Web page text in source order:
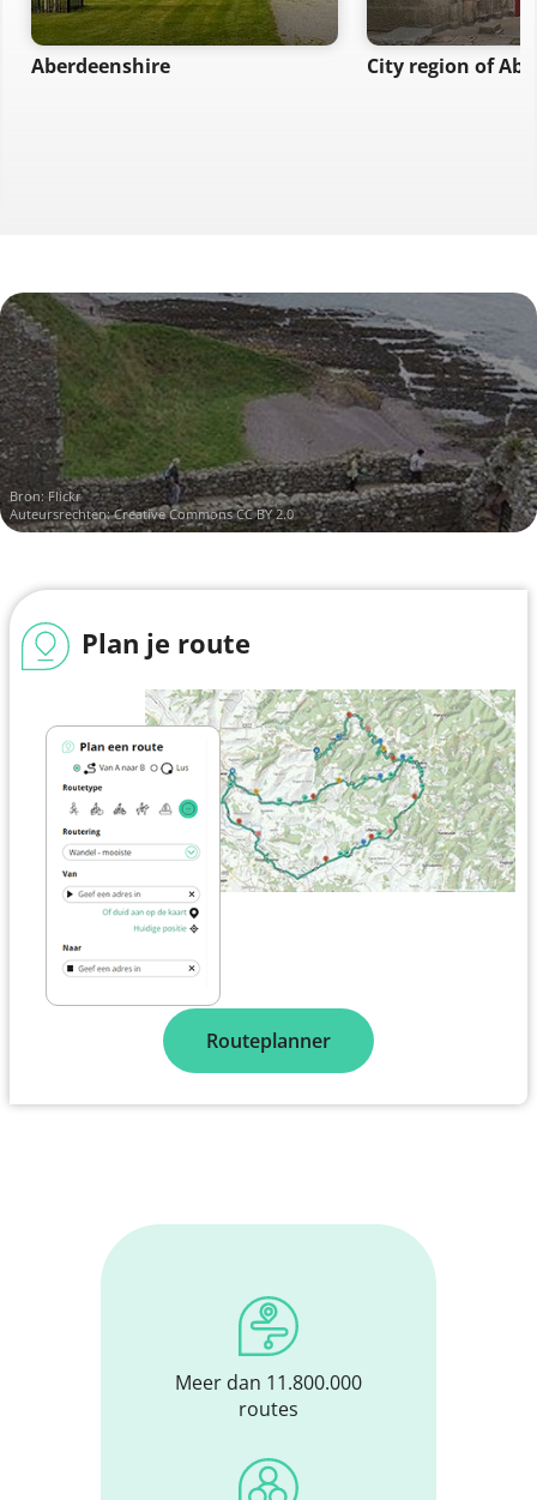
Aberdeenshire City region of
Bron: Flickr
Auteursrechten:Creative Commons CC BY 2.0
Plan je route
Routeplanner
Meer dan 11.800.000
routes